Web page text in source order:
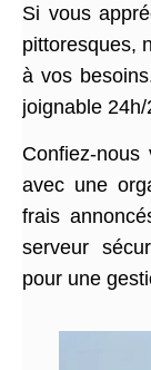
Si vous
pittoresques,
à vos
joignable
Confiez-nous
avec une
frais
serveur
pour une